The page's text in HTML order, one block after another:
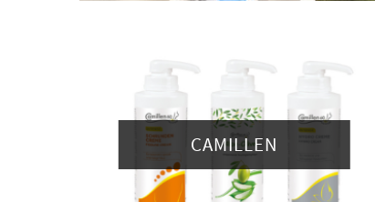
CAMILLEN